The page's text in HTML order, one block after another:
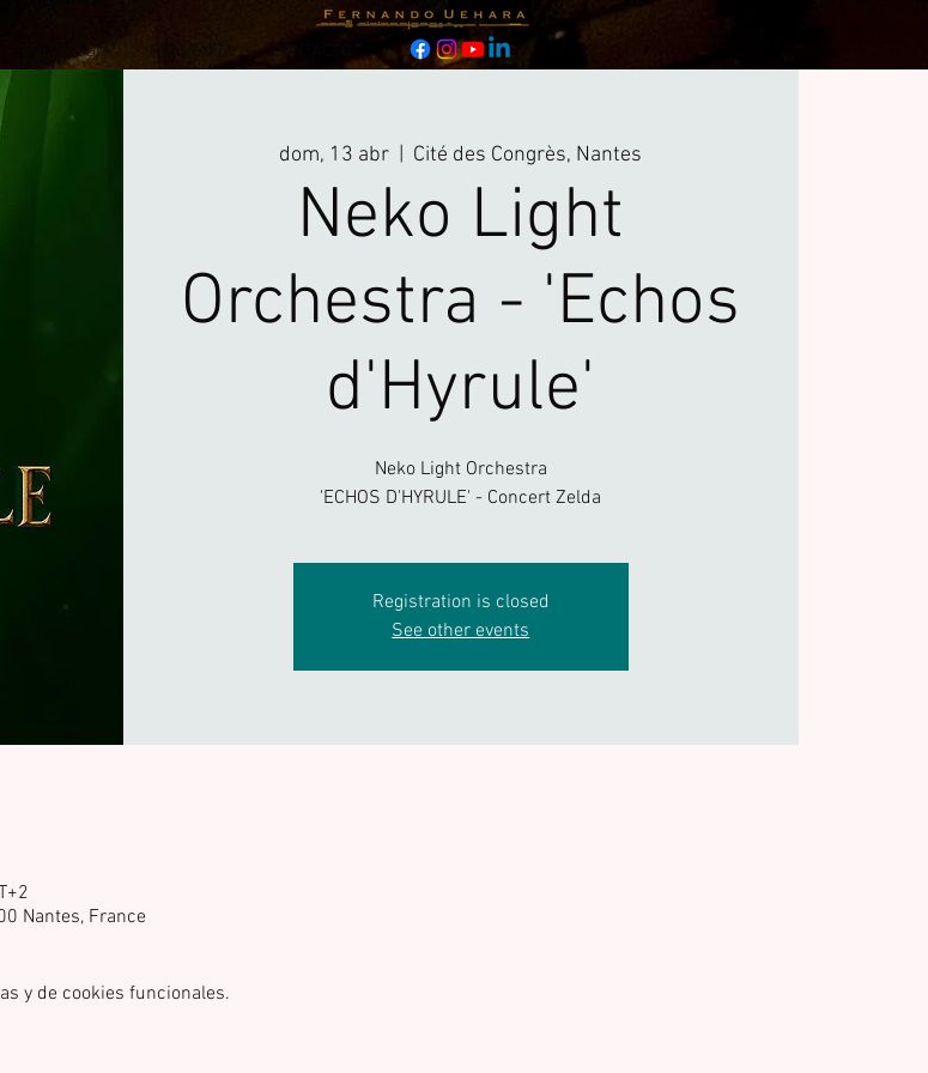
PEDAGOGÍA
dom, 13 abr
  |
Cité des Congrès, Nantes
Neko Light
Orchestra - 'Echos
d'Hyrule'
Neko Light Orchestra
'ECHOS D'HYRULE' - Concert Zelda
Registration is closed
See other events
Nantes, France
y de cookies funcionales.